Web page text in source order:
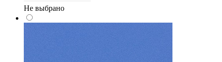
Не выбрано